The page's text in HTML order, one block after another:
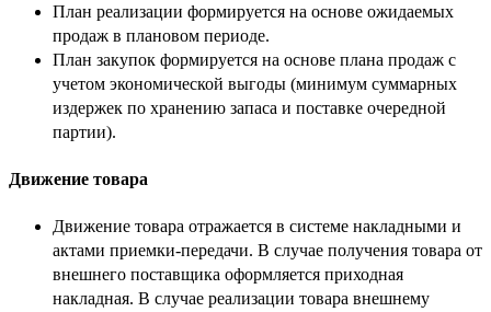
План реализации формируется на основе ожидаемых
продаж в плановом периоде.
План закупок формируется на основе плана продаж с
учетом экономической выгоды (минимум суммарных
издержек по хранению запаса и поставке очередной
партии).
Движение товара
Движение товара отражается в системе накладными и
актами приемки-передачи. В случае получения товара от
внешнего поставщика оформляется приходная
накладная. В случае реализации товара внешнему